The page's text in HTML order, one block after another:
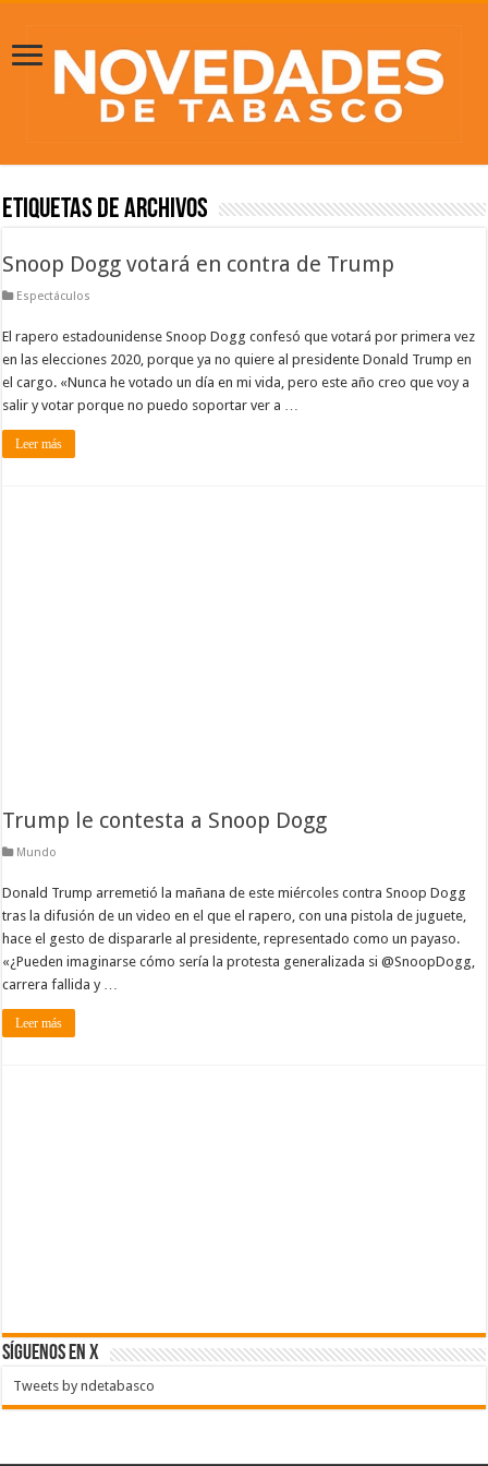
Etiquetas de Archivos
Snoop Dogg votará en contra de Trump
Espectáculos
El rapero estadounidense Snoop Dogg confesó que votará por primera vez
en las elecciones 2020, porque ya no quiere al presidente Donald Trump en
el cargo. «Nunca he votado un día en mi vida, pero este año creo que voy a
salir y votar porque no puedo soportar ver a …
Leer más
Trump le contesta a Snoop Dogg
Mundo
Donald Trump arremetió la mañana de este miércoles contra Snoop Dogg
tras la difusión de un video en el que el rapero, con una pistola de juguete,
hace el gesto de dispararle al presidente, representado como un payaso.
«¿Pueden imaginarse cómo sería la protesta generalizada si @SnoopDogg,
carrera fallida y …
Leer más
SÍGUENOS EN X
Tweets by ndetabasco